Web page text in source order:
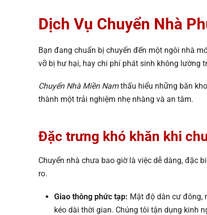
Dịch Vụ Chuyển Nhà
Bạn đang chuẩn bị chuyển đến một ngôi nhà
vỡ bị hư hại, hay chi phí phát sinh không lường
Chuyển Nhà Miền Namthấu hiểu những băn
thành một trải nghiệm nhẹ nhàng và an tâm.
Đặc trưng khó khăn khi
Chuyển nhà chưa bao giờ là việc dễ dàng, đặc
ro.
Giao thông phức tạp: Mật độ dân cư đông,
kéo dài thời gian. Chúng tôi tận dụng kinh